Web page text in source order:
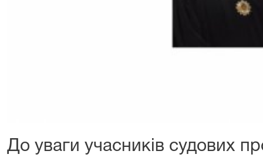
До уваги учасників судових